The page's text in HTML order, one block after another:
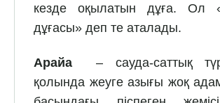
кезде оқылатын дұға. Ол
дұғасы» деп те аталады.
Арайа – сауда-саттық
қолында жеуге азығы жоқ